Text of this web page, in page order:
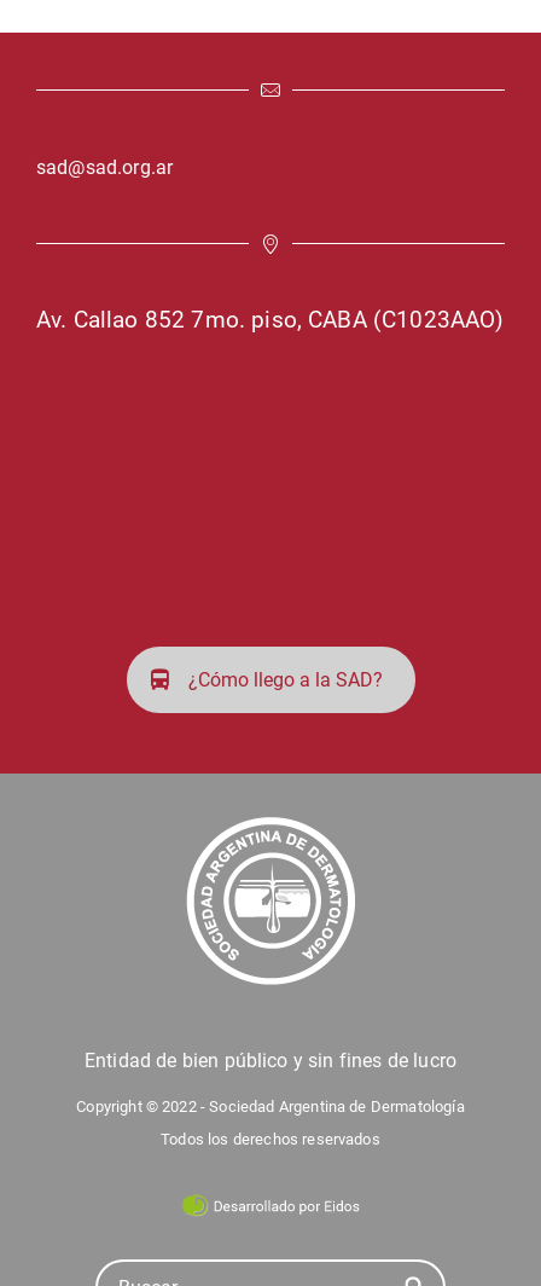
sad@sad.org.ar
Av. Callao 852 7mo. piso, CABA (C1023AAO)
¿Cómo llego a la SAD?
Entidad de bien público y sin fines de lucro
Copyright © 2022 - Sociedad Argentina de Dermatología
Todos los derechos reservados